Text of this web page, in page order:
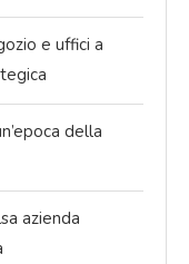
e uffici a
della
azienda